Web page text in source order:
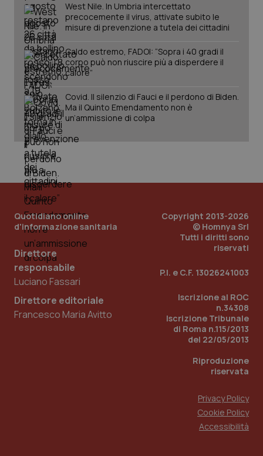
West Nile. In Umbria intercettato
precocemente il virus, attivate subito le
misure di prevenzione a tutela dei cittadini
Caldo estremo, FADOI: “Sopra i 40 gradi il
corpo può non riuscire più a disperdere il
calore”
Covid. Il silenzio di Fauci e il perdono di Biden.
Ma il Quinto Emendamento non è
un’ammissione di colpa
Quotidiano online
d'informazione sanitaria
Direttore
responsabile
Luciano Fassari
Direttore editoriale
Francesco Maria Avitto
Copyright 2013-2026
© Homnya Srl
Tutti i diritti sono
riservati
P.I. e C.F. 13026241003
Iscrizione al ROC
n.34308
Iscrizione Tribunale
di Roma n.115/2013
del 22/05/2013
Riproduzione
riservata
Privacy Policy
Cookie Policy
Accessibilità
PHPSESSID
PHP.net
www.quotidianosanita.it
.quotidianosanita.it
1